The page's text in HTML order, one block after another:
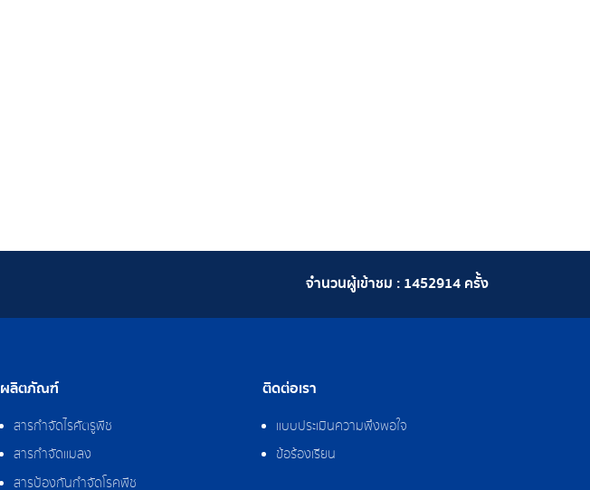
จำนวนผู้เข้าชม : 1452914 ครั้ง
ผลิตภัณฑ์
สารกำจัดไรศัตรูพืช
สารกำจัดแมลง
สารป้องกันกำจัดโรคพืช
ติดต่อเรา
แบบประเมินความพึงพอใจ
ข้อร้องเรียน